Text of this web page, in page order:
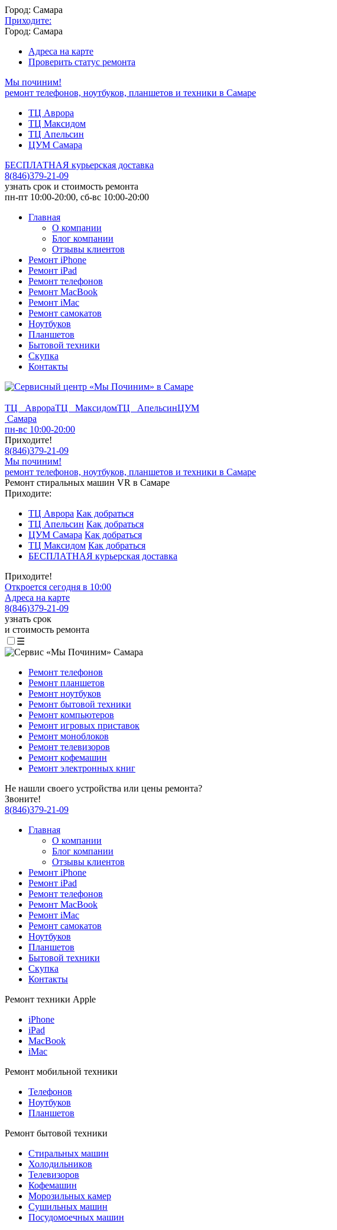
Город: Самара
Приходите:
Город: Самара
Адреса на карте
Проверить статус ремонта
Мы починим!
ремонт телефонов, ноутбуков, планшетов и техники в Самаре
ТЦ Аврора
ТЦ Максидом
ТЦ Апельсин
ЦУМ Самара
БЕСПЛАТНАЯ курьерская доставка
8(846)379-21-09
узнать срок и стоимость ремонта
пн-пт 10:00-20:00, сб-вс 10:00-20:00
Главная
О компании
Блог компании
Отзывы клиентов
Ремонт iPhone
Ремонт iPad
Ремонт телефонов
Ремонт MacBook
Ремонт iMac
Ремонт самокатов
Ноутбуков
Планшетов
Бытовой техники
Скупка
Контакты
ТЦ АврораТЦ МаксидомТЦ АпельсинЦУМ
Самара
пн-вс 10:00-20:00
Приходите!
8(846)379-21-09
Мы починим!
ремонт телефонов, ноутбуков, планшетов и техники в Самаре
Ремонт стиральных машин VR в Самаре
Приходите:
ТЦ Аврора Как добраться
ТЦ Апельсин Как добраться
ЦУМ Самара Как добраться
ТЦ Максидом Как добраться
БЕСПЛАТНАЯ курьерская доставка
Приходите!
Откроется сегодня в 10:00
Адреса на карте
8(846)379-21-09
узнать срок
и стоимость ремонта
☰
Ремонт телефонов
Ремонт планшетов
Ремонт ноутбуков
Ремонт бытовой техники
Ремонт компьютеров
Ремонт игровых приставок
Ремонт моноблоков
Ремонт телевизоров
Ремонт кофемашин
Ремонт электронных книг
Не нашли своего устройства или цены ремонта?
Звоните!
8(846)379-21-09
Главная
О компании
Блог компании
Отзывы клиентов
Ремонт iPhone
Ремонт iPad
Ремонт телефонов
Ремонт MacBook
Ремонт iMac
Ремонт самокатов
Ноутбуков
Планшетов
Бытовой техники
Скупка
Контакты
Ремонт техники Apple
iPhone
iPad
MacBook
iMac
Ремонт мобильной техники
Телефонов
Ноутбуков
Планшетов
Ремонт бытовой техники
Стиральных машин
Холодильников
Телевизоров
Кофемашин
Морозильных камер
Сушильных машин
Посудомоечных машин